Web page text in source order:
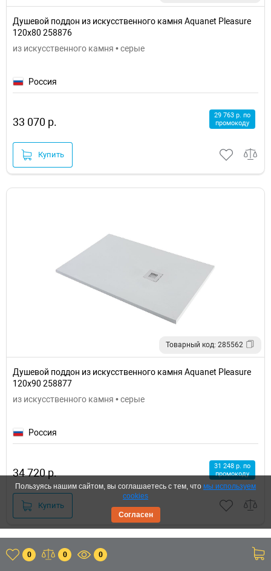
Душевой поддон из искусственного камня Aquanet Pleasure
120x80 258876
из искусственного камня • серые
Россия
33 070 р.
29 763 р. по
промокоду
Купить
Товарный код: 285562
Душевой поддон из искусственного камня Aquanet Pleasure
120x90 258877
из искусственного камня • серые
Россия
34 720 р.
31 248 р. по
промокоду
Купить
Бесплатная доставка
0 0 0
Пользуясь нашим сайтом, вы соглашаетесь с тем, что мы используем
cookies
Согласен